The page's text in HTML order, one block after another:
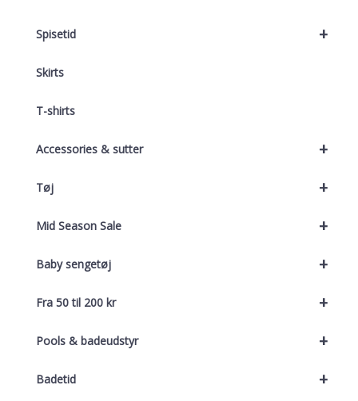
+
Spisetid
Skirts
T-shirts
+
Accessories & sutter
+
Tøj
+
Mid Season Sale
+
Baby sengetøj
+
Fra 50 til 200 kr
+
Pools & badeudstyr
+
Badetid